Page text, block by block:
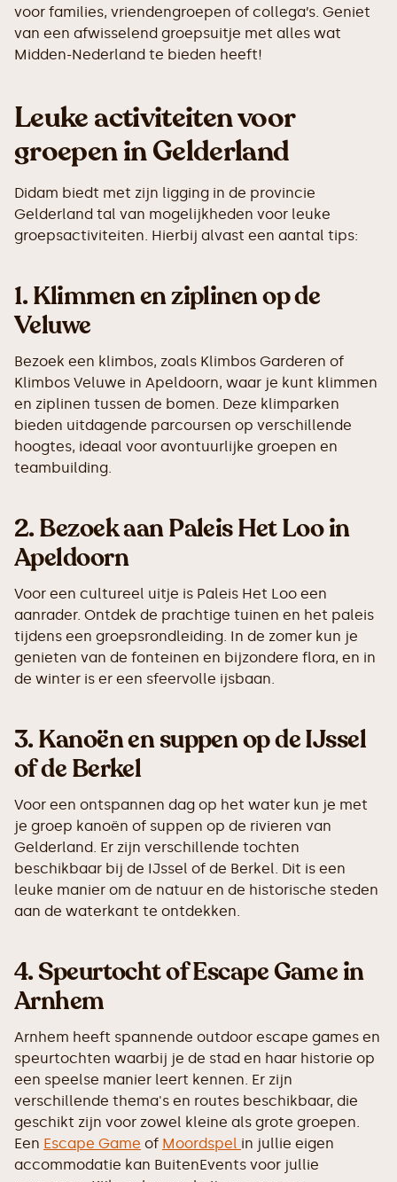
voor families, vriendengroepen of collega’s. Geniet
van een afwisselend groepsuitje met alles wat
Midden-Nederland te bieden heeft!
Leuke activiteiten voor
groepen in Gelderland
Didam biedt met zijn ligging in de provincie
Gelderland tal van mogelijkheden voor leuke
groepsactiviteiten. Hierbij alvast een aantal tips:
1.Klimmen en ziplinen op de
Veluwe
Bezoek een klimbos, zoals Klimbos Garderen of
Klimbos Veluwe in Apeldoorn, waar je kunt klimmen
en ziplinen tussen de bomen. Deze klimparken
bieden uitdagende parcoursen op verschillende
hoogtes, ideaal voor avontuurlijke groepen en
teambuilding.
2.Bezoek aan Paleis Het Loo in
Apeldoorn
Voor een cultureel uitje is Paleis Het Loo een
aanrader. Ontdek de prachtige tuinen en het paleis
tijdens een groepsrondleiding. In de zomer kun je
genieten van de fonteinen en bijzondere flora, en in
de winter is er een sfeervolle ijsbaan.
3.Kanoën en suppen op de IJssel
of de Berkel
Voor een ontspannen dag op het water kun je met
je groep kanoën of suppen op de rivieren van
Gelderland. Er zijn verschillende tochten
beschikbaar bij de IJssel of de Berkel. Dit is een
leuke manier om de natuur en de historische steden
aan de waterkant te ontdekken.
4.Speurtocht of Escape Game in
Arnhem
Arnhem heeft spannende outdoor escape games en
speurtochten waarbij je de stad en haar historie op
een speelse manier leert kennen. Er zijn
verschillende thema's en routes beschikbaar, die
geschikt zijn voor zowel kleine als grote groepen.
Een Escape Game of Moordspel in jullie eigen
accommodatie kan BuitenEvents voor jullie